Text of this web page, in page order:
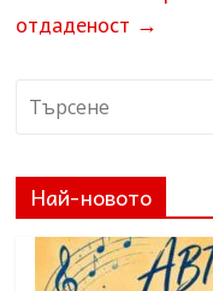
отдаденост →
Най-новото